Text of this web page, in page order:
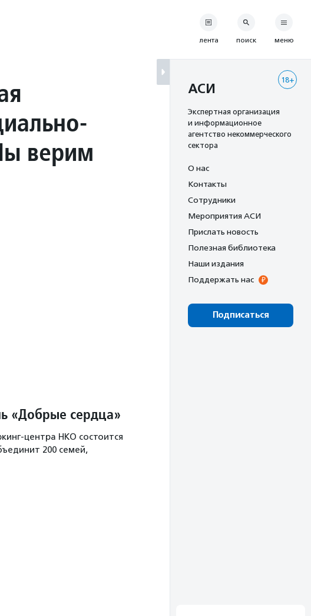
верим
«Добрые сердца»
центра НКО состоится
200 семей,
лента поиск меню
18+
АСИ
Экспертная организация
и информационное
агентство некоммерческого
сектора
О нас
Контакты
Сотрудники
Мероприятия АСИ
Прислать новость
Полезная библиотека
Наши издания
Поддержать нас
Подписаться